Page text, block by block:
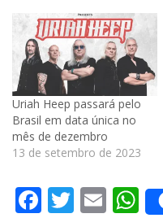
Uriah Heep passará pelo
Brasil em data única no
mês de dezembro
13 de setembro de 2023
Facebook
Twitter